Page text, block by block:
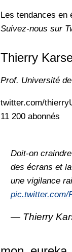
Les tendances en
Suivez-nous sur
Thierry
Prof. Université
twitter.com/
11 200 abonnés
Doit-on
des écrans et
une vigilance
pic.twitter.com/
— Thierry